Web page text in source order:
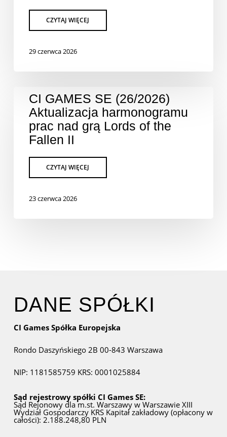
29 czerwca 2026
CI GAMES SE (26/2026)
Aktualizacja harmonogramu
prac nad grą Lords of the
Fallen II
23 czerwca 2026
DANE SPÓŁKI
CI Games Spółka Europejska
Rondo Daszyńskiego 2B 00-843 Warszawa
NIP: 1181585759 KRS: 0001025884
Sąd rejestrowy spółki CI Games SE:
Sąd Rejonowy dla m.st. Warszawy w WarszawieXIII
Wydział Gospodarczy KRSKapitał zakładowy (opłacony w
całości): 2.188.248,80 PLN